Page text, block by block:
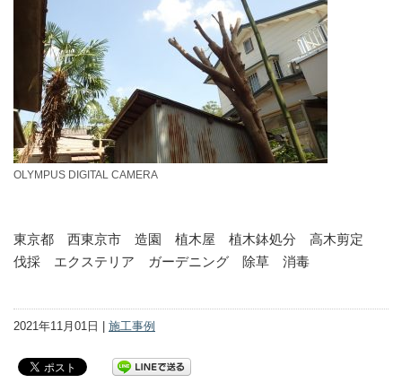
OLYMPUS DIGITAL CAMERA
東京都 西東京市 造園 植木屋 植木鉢処分 高木剪定
伐採 エクステリア ガーデニング 除草 消毒
2021年11月01日 | 施工事例